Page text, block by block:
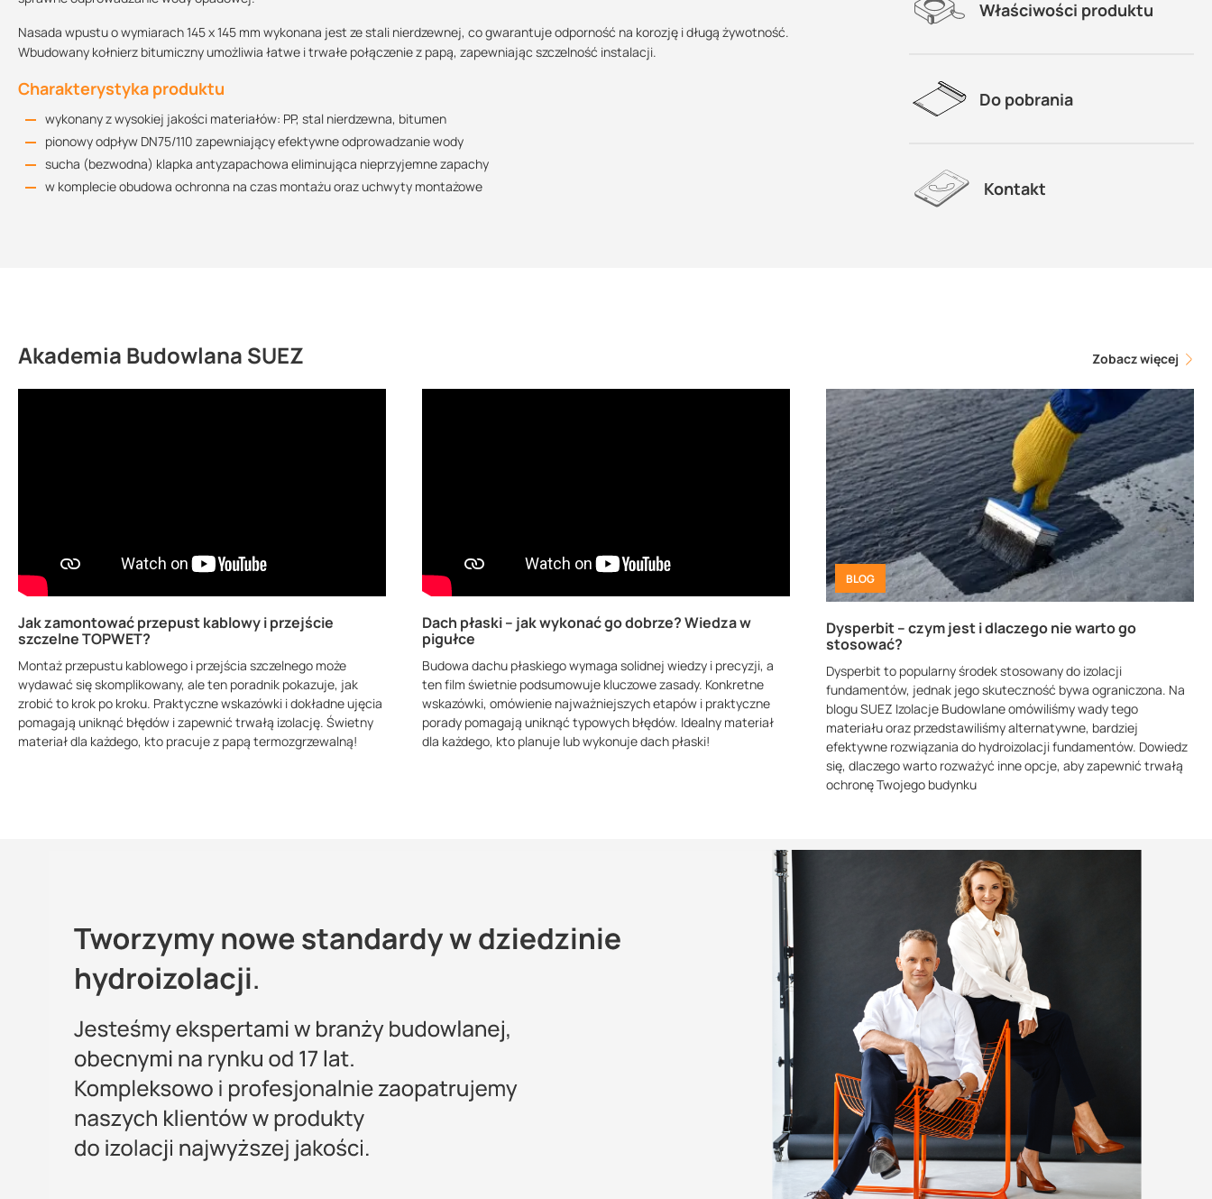
Nasada wpustu o wymiarach 145 x 145 mm wykonana jest ze stali nierdzewnej, co gwarantuje odporność na korozję i długą żywotność.
Wbudowany kołnierz bitumiczny umożliwia łatwe i trwałe połączenie z papą, zapewniając szczelność instalacji.
Charakterystyka produktu
wykonany z wysokiej jakości materiałów: PP, stal nierdzewna, bitumen
pionowy odpływ DN75/110 zapewniający efektywne odprowadzanie wody
sucha (bezwodna) klapka antyzapachowa eliminująca nieprzyjemne zapachy
w komplecie obudowa ochronna na czas montażu oraz uchwyty montażowe
POBIERZ
Justyna Sowa
Specjalista doradca
justyna@suez.com.pl
Właściwości produktu
Do pobrania
Kontakt
Akademia Budowlana SUEZ Zobacz więcej
Jak zamontować przepust kablowy i przejście
szczelne TOPWET?
Montaż przepustu kablowego i przejścia szczelnego może
wydawać się skomplikowany, ale ten poradnik pokazuje, jak
zrobić to krok po kroku. Praktyczne wskazówki i dokładne ujęcia
pomagają uniknąć błędów i zapewnić trwałą izolację. Świetny
materiał dla każdego, kto pracuje z papą termozgrzewalną!
Dach płaski – jak wykonać go dobrze? Wiedza w
pigułce
Budowa dachu płaskiego wymaga solidnej wiedzy i precyzji, a
ten film świetnie podsumowuje kluczowe zasady. Konkretne
wskazówki, omówienie najważniejszych etapów i praktyczne
porady pomagają uniknąć typowych błędów. Idealny materiał
dla każdego, kto planuje lub wykonuje dach płaski!
BLOG
Dysperbit – czym jest i dlaczego nie warto go
stosować?
Dysperbit to popularny środek stosowany do izolacji
fundamentów, jednak jego skuteczność bywa ograniczona. Na
blogu SUEZ Izolacje Budowlane omówiliśmy wady tego
materiału oraz przedstawiliśmy alternatywne, bardziej
efektywne rozwiązania do hydroizolacji fundamentów. Dowiedz
się, dlaczego warto rozważyć inne opcje, aby zapewnić trwałą
ochronę Twojego budynku